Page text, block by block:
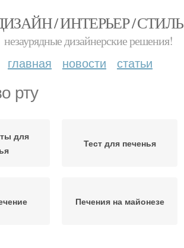
/ ИНТЕРЬЕР / СТИЛЬ
незаурядные дизайнерские решения!
главная новости статьи
рту
для
Тест для печенья
Печения на майонезе